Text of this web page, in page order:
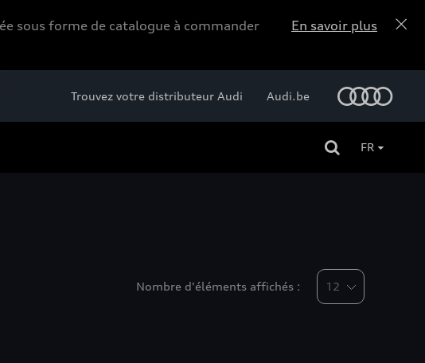
sous forme de catalogue à commander
En savoir plus
Trouvez votre distributeur Audi Audi.be
FR
Nombre d'éléments affichés :